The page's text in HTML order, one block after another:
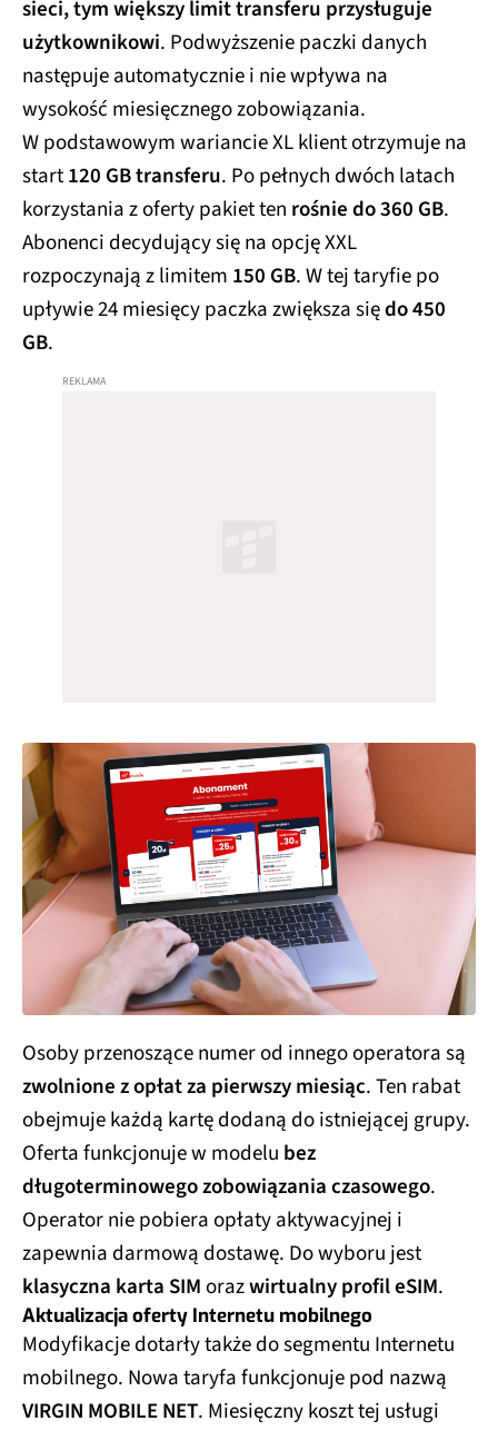
sieci, tym większy limit transferu przysługuje
użytkownikowi. Podwyższenie paczki danych
następuje automatycznie i nie wpływa na
wysokość miesięcznego zobowiązania.
W podstawowym wariancie XL klient otrzymuje na
start120 GB transferu. Po pełnych dwóch latach
korzystania z oferty pakiet ten rośnie do 360 GB.
Abonenci decydujący się na opcję XXL
rozpoczynają z limitem 150 GB. W tej taryfie po
upływie 24 miesięcy paczka zwiększa siędo 450
GB.
Osoby przenoszące numer od innego operatora są
zwolnione z opłat za pierwszy miesiąc. Ten rabat
obejmuje każdą kartę dodaną do istniejącej grupy.
Oferta funkcjonuje w modelu bez
długoterminowego zobowiązania czasowego.
Operator nie pobiera opłaty aktywacyjnej i
zapewnia darmową dostawę. Do wyboru jest
klasyczna karta SIMorazwirtualny profil eSIM.
Aktualizacja oferty Internetu mobilnego
Modyfikacje dotarły także do segmentu Internetu
mobilnego. Nowa taryfa funkcjonuje pod nazwą
VIRGIN MOBILE NET. Miesięczny koszt tej usługi